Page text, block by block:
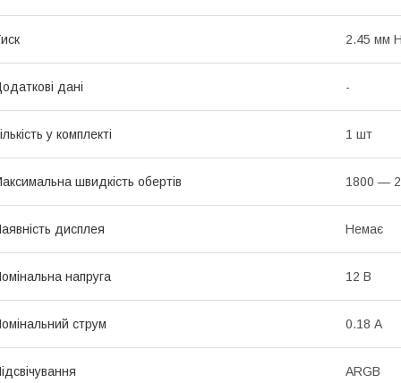
2.45 мм
дані -
у комплекті 1 шт
швидкість обертів 1800 —
дисплея Немає
напруга 12 В
струм 0.18 А
ARGB